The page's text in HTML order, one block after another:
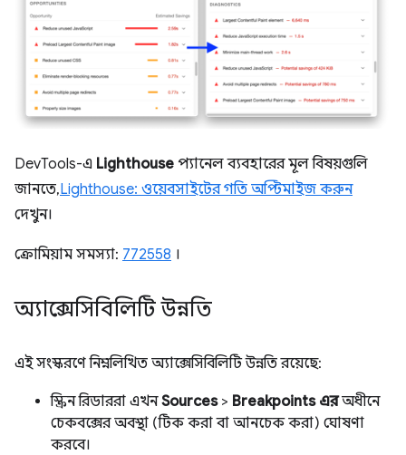
DevTools-এ Lighthouse প্যানেল ব্যবহারের মূল বিষয়গুলি
জানতে,Lighthouse: ওয়েবসাইটের গতি অপ্টিমাইজ করুন
দেখুন।
ক্রোমিয়াম সমস্যা: 772558 ।
অ্যাক্সেসিবিলিটি উন্নতি
এই সংস্করণে নিম্নলিখিত অ্যাক্সেসিবিলিটি উন্নতি রয়েছে:
স্ক্রিন রিডাররা এখনSources> Breakpoints এরঅধীনে
চেকবক্সের অবস্থা (টিক করা বা আনচেক করা) ঘোষণা
করবে।